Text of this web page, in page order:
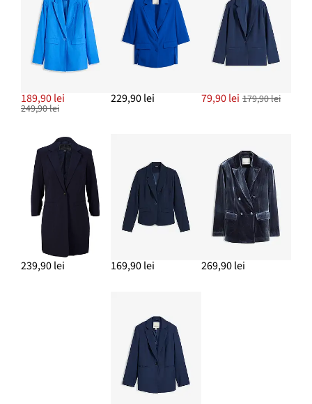
189,90 lei
249,90 lei
229,90 lei 79,90 lei 179,90 lei
239,90 lei 169,90 lei 269,90 lei